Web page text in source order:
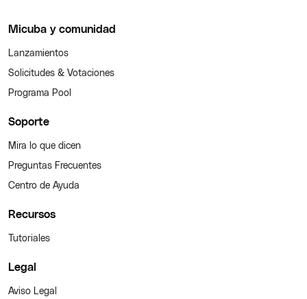
Micuba y comunidad
Lanzamientos
Solicitudes & Votaciones
Programa Pool
Soporte
Mira lo que dicen
Preguntas Frecuentes
Centro de Ayuda
Recursos
Tutoriales
Legal
Aviso Legal